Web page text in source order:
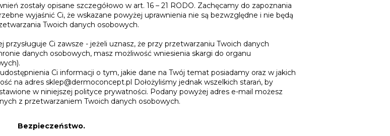
zostały opisane szczegółowo w art. 16 – 21 RODO. Zachęcamy do zapoznania
wyjaśnić Ci, że wskazane powyżej uprawnienia nie są bezwzględne i nie będą
Twoich danych osobowych.
Ci zawsze - jeżeli uznasz, że przy przetwarzaniu Twoich danych
danych osobowych, masz możliwość wniesienia skargi do organu
Ci informacji o tym, jakie dane na Twój temat posiadamy oraz w jakich
na adres sklep@dermoconcept.pl Dołożyliśmy jednak wszelkich starań, by
w niniejszej polityce prywatności. Podany powyżej adres e-mail możesz
z przetwarzaniem Twoich danych osobowych.
Bezpieczeństwo.